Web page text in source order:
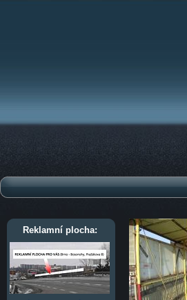
Reklamní plocha: